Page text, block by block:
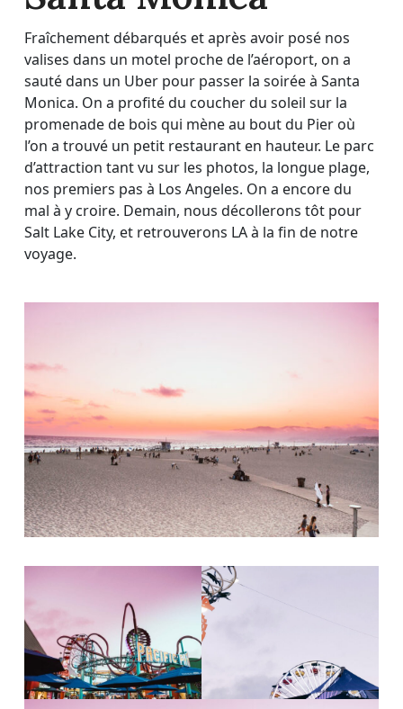
Fraîchement débarqués et après avoir posé nos
valises dans un motel proche de l’aéroport, on a
sauté dans un Uber pour passer la soirée à Santa
Monica. On a profité du coucher du soleil sur la
promenade de bois qui mène au bout du Pier où
l’on a trouvé un petit restaurant en hauteur. Le parc
d’attraction tant vu sur les photos, la longue plage,
nos premiers pas à Los Angeles. On a encore du
mal à y croire. Demain, nous décollerons tôt pour
Salt Lake City, et retrouverons LA à la fin de notre
voyage.